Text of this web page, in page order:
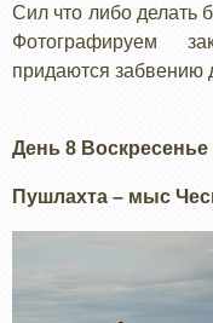
Сил что либо делать
Фотографируем
придаются забвению
День 8
Пушлахта – мыс